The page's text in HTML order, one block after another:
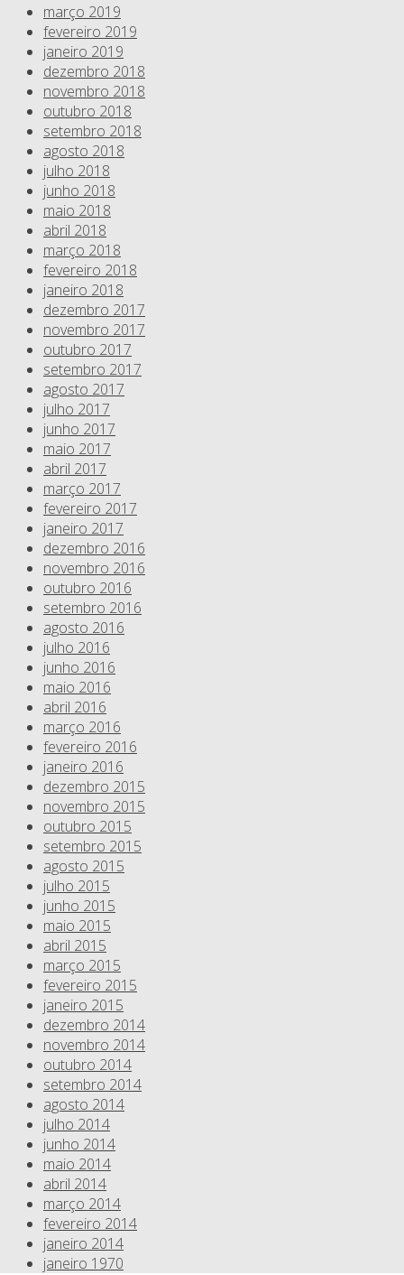
março 2019
fevereiro 2019
janeiro 2019
dezembro 2018
novembro 2018
outubro 2018
setembro 2018
agosto 2018
julho 2018
junho 2018
maio 2018
abril 2018
março 2018
fevereiro 2018
janeiro 2018
dezembro 2017
novembro 2017
outubro 2017
setembro 2017
agosto 2017
julho 2017
junho 2017
maio 2017
abril 2017
março 2017
fevereiro 2017
janeiro 2017
dezembro 2016
novembro 2016
outubro 2016
setembro 2016
agosto 2016
julho 2016
junho 2016
maio 2016
abril 2016
março 2016
fevereiro 2016
janeiro 2016
dezembro 2015
novembro 2015
outubro 2015
setembro 2015
agosto 2015
julho 2015
junho 2015
maio 2015
abril 2015
março 2015
fevereiro 2015
janeiro 2015
dezembro 2014
novembro 2014
outubro 2014
setembro 2014
agosto 2014
julho 2014
junho 2014
maio 2014
abril 2014
março 2014
fevereiro 2014
janeiro 2014
janeiro 1970